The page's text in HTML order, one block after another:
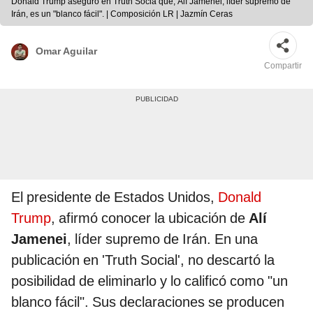
Irán, es un "blanco fácil". | Composición LR | Jazmín Ceras
Omar Aguilar
Compartir
El presidente de Estados Unidos, Donald
Trump, afirmó conocer la ubicación de Alí
Jamenei, líder supremo de Irán. En una
publicación en 'Truth Social', no descartó la
posibilidad de eliminarlo y lo calificó como "un
blanco fácil". Sus declaraciones se producen